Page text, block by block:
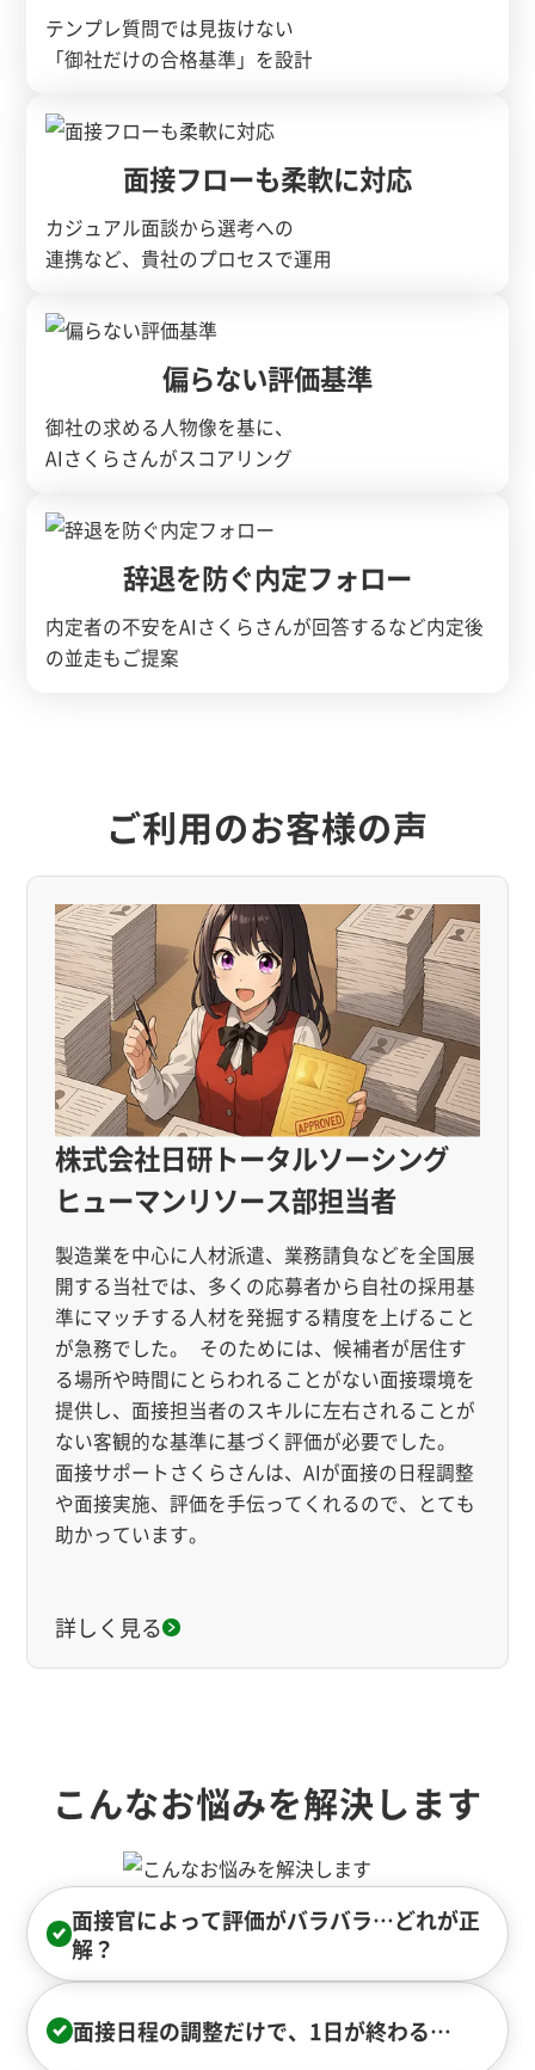
テンプレ質問では見抜けない
「御社だけの合格基準」を設計
面接フローも柔軟に対応
カジュアル面談から選考への
連携など、貴社のプロセスで運用
偏らない評価基準
御社の求める人物像を基に、
AIさくらさんがスコアリング
辞退を防ぐ内定フォロー
内定者の不安をAIさくらさんが回答するなど内定後
の並走もご提案
ご利用のお客様の声
株式会社日研トータルソーシング
ヒューマンリソース部担当者
製造業を中心に人材派遣、業務請負などを全国展
開する当社では、多くの応募者から自社の採用基
準にマッチする人材を発掘する精度を上げること
が急務でした。 そのためには、候補者が居住す
る場所や時間にとらわれることがない面接環境を
提供し、面接担当者のスキルに左右されることが
ない客観的な基準に基づく評価が必要でした。
面接サポートさくらさんは、AIが面接の日程調整
や面接実施、評価を手伝ってくれるので、とても
助かっています。
詳しく見る
こんなお悩みを解決します
面接官によって評価がバラバラ…どれが正
解？
面接日程の調整だけで、1日が終わる…